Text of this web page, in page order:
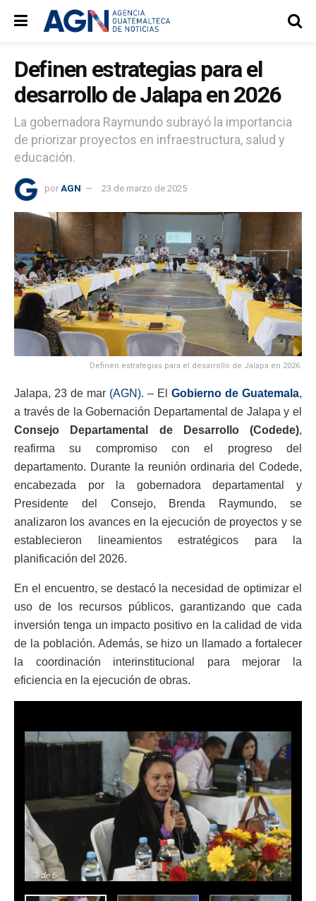
Definen estrategias para el
desarrollo de Jalapa en 2026
La gobernadora Raymundo subrayó la importancia
de priorizar proyectos en infraestructura, salud y
educación.
por AGN 23 de marzo de 2025
Definen estrategias para el desarrollo de Jalapa en 2026.
Jalapa, 23 de mar (AGN). – El Gobierno de Guatemala,
a través de la Gobernación Departamental de Jalapa y el
Consejo Departamental de Desarrollo (Codede),
reafirma su compromiso con el progreso del
departamento. Durante la reunión ordinaria del Codede,
encabezada por la gobernadora departamental y
Presidente del Consejo, Brenda Raymundo, se
analizaron los avances en la ejecución de proyectos y se
establecieron lineamientos estratégicos para la
planificación del 2026.
En el encuentro, se destacó la necesidad de optimizar el
uso de los recursos públicos, garantizando que cada
inversión tenga un impacto positivo en la calidad de vida
de la población. Además, se hizo un llamado a fortalecer
la coordinación interinstitucional para mejorar la
eficiencia en la ejecución de obras.
1de 6 - +